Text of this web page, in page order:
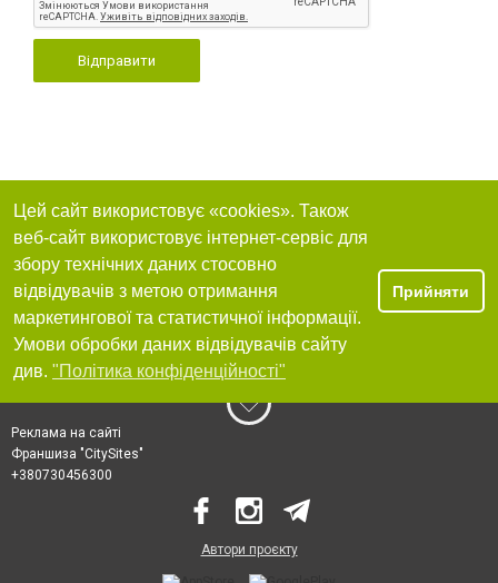
Відправити
Цей сайт використовує «cookies». Також
веб-сайт використовує інтернет-сервіс для
збору технічних даних стосовно
відвідувачів з метою отримання
маркетингової та статистичної інформації.
Умови обробки даних відвідувачів сайту
див. "Політика конфіденційності"
Прийняти
Реклама на сайті
Франшиза "CitySites"
+380730456300
Автори проєкту